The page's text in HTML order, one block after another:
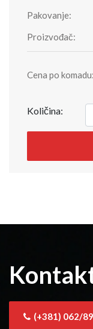
Pakovanje:
Proizvođač:
Cena po komadu:
Količina:
(+381) 062/